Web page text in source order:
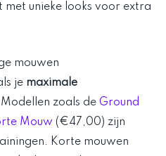
unieke looks voor extra
mouwen
je maximale
zoals de Ground
Mouw (€47,00) zijn
Korte mouwen